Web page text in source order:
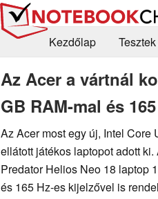
Kezdőlap
Az Acer a vártnál
GB RAM-mal és
Az Acer most egy új, Intel Core
ellátott játékos laptopot adott
Predator Helios Neo 18 laptop
és 165 Hz-es kijelzővel is